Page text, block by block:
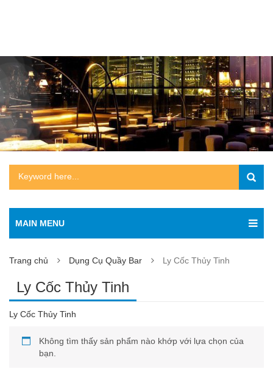
MAIN MENU
Trang chủ Dụng Cụ Quầy Bar Ly Cốc Thủy Tinh
Ly Cốc Thủy Tinh
Ly Cốc Thủy Tinh
Không tìm thấy sản phẩm nào khớp với lựa chọn của
bạn.